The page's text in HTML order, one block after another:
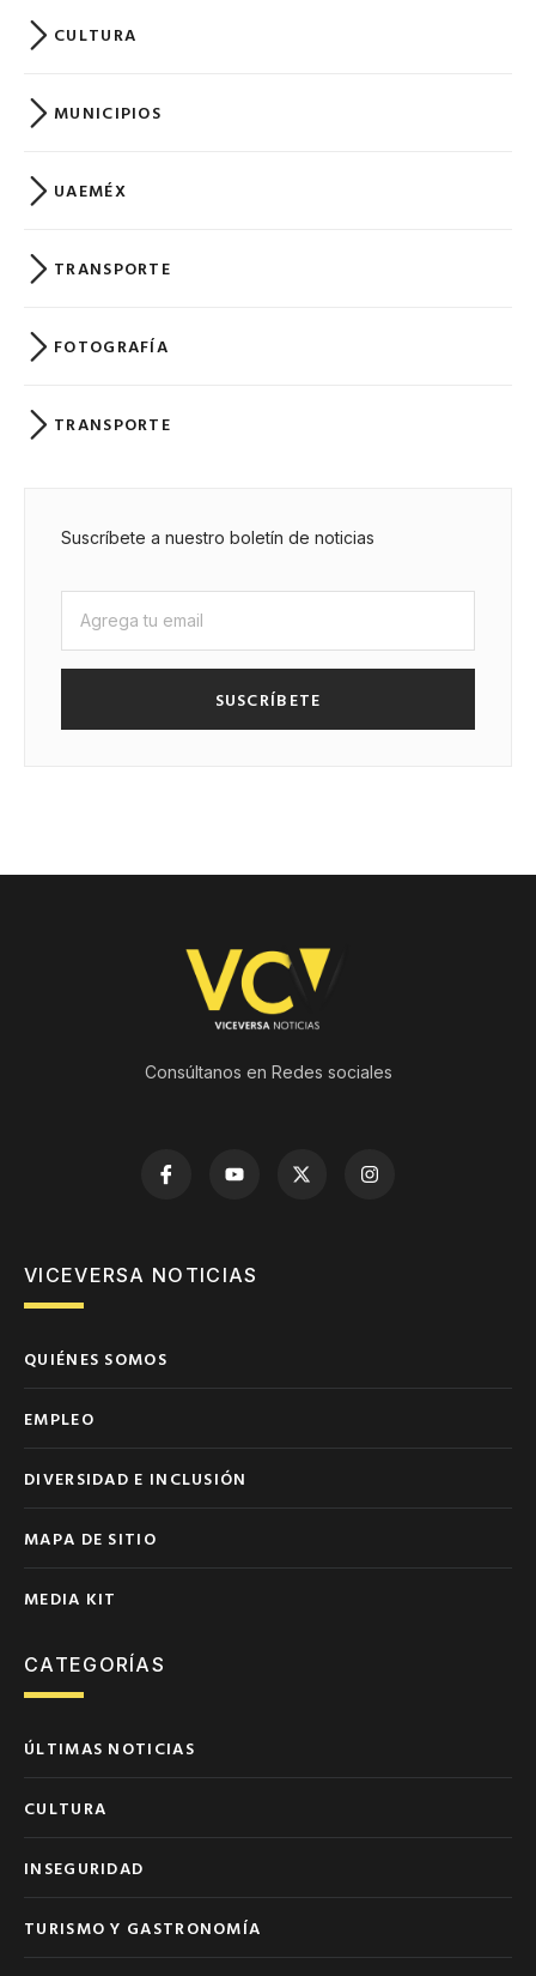
CULTURA
MUNICIPIOS
UAEMÉX
TRANSPORTE
FOTOGRAFÍA
TRANSPORTE
Suscríbete a nuestro boletín de noticias
SUSCRÍBETE
Consúltanos en Redes sociales
VICEVERSA NOTICIAS
QUIÉNES SOMOS
EMPLEO
DIVERSIDAD E INCLUSIÓN
MAPA DE SITIO
MEDIA KIT
CATEGORÍAS
ÚLTIMAS NOTICIAS
CULTURA
INSEGURIDAD
TURISMO Y GASTRONOMÍA